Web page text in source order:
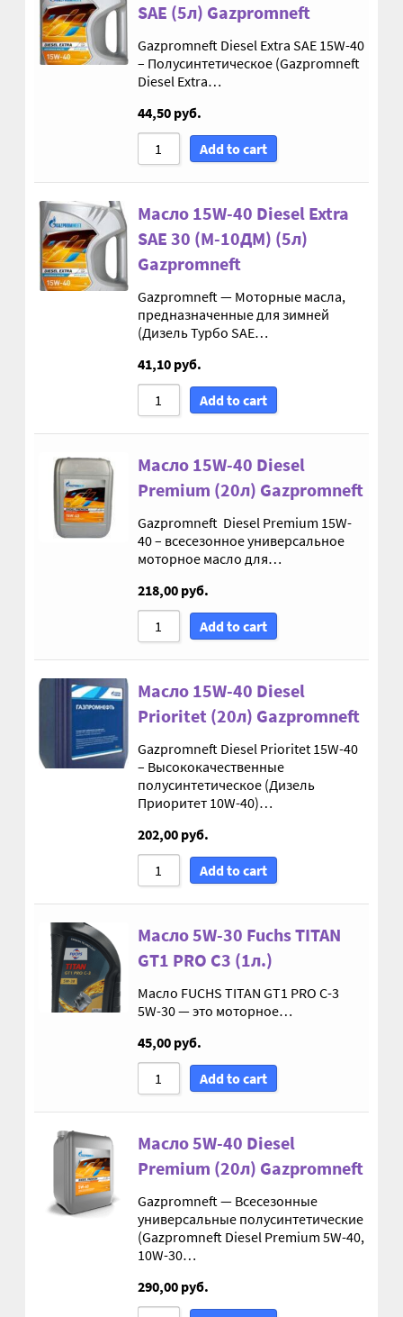
Гидравлика
Гидравлические масла
Гидроцилиндры АГУ
ГСМ
Запчасти АГУ
Запчасти БЗТДиА
Звенья АГУ
Корзина
Масляные насосы
Метизная продукция
Болты М24
М10
М12
М20
М8
Винт с внутренним шестигранником DIN 912
По имени от А до Я
По имени от Я до А
SAE (5л) Gazpromneft
Gazpromneft Diesel Extra SAE 15W-40
– Полусинтетическое (Gazpromneft
Diesel Extra…
44,50 руб.
Add to cart
Масло 15W-40 Diesel Extra
SAE 30 (М-10ДМ) (5л)
Gazpromneft
Gazpromneft — Моторные масла,
предназначенные для зимней
(Дизель Турбо SAE…
41,10 руб.
Add to cart
Масло 15W-40 Diesel
Premium (20л) Gazpromneft
Gazpromneft Diesel Premium 15W-
40 – всесезонное универсальное
моторное масло для…
218,00 руб.
Add to cart
Масло 15W-40 Diesel
Prioritet (20л) Gazpromneft
Gazpromneft Diesel Prioritet 15W-40
– Высококачественные
полусинтетическое (Дизель
Приоритет 10W-40)…
202,00 руб.
Add to cart
Масло 5W-30 Fuchs TITAN
GT1 PRO C3 (1л.)
Масло FUCHS TITAN GT1 PRO C-3
5W-30 — это моторное…
45,00 руб.
Add to cart
Масло 5W-40 Diesel
Premium (20л) Gazpromneft
Gazpromneft — Всесезонные
универсальные полусинтетические
(Gazpromneft Diesel Premium 5W-40,
10W-30…
290,00 руб.